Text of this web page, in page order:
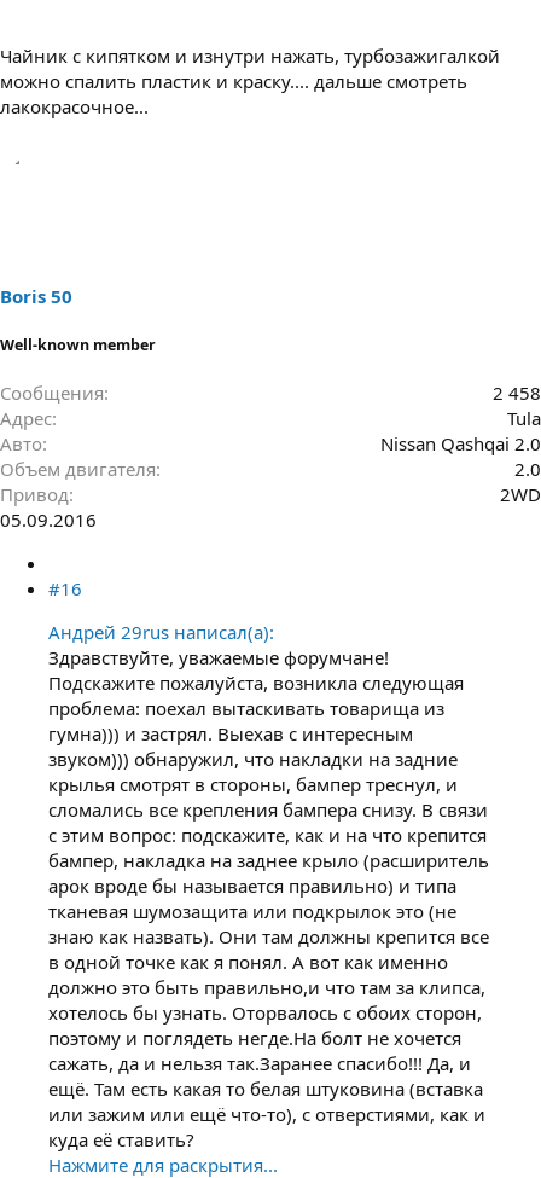
Чайник с кипятком и изнутри нажать, турбозажигалкой
можно спалить пластик и краску.... дальше смотреть
лакокрасочное...
Boris 50
Well-known member
Сообщения
2 458
Адрес
Tula
Авто
Nissan Qashqai 2.0
Объем двигателя
2.0
Привод
2WD
05.09.2016
#16
Андрей 29rus написал(а):
Здравствуйте, уважаемые форумчане!
Подскажите пожалуйста, возникла следующая
проблема: поехал вытаскивать товарища из
гумна))) и застрял. Выехав с интересным
звуком))) обнаружил, что накладки на задние
крылья смотрят в стороны, бампер треснул, и
сломались все крепления бампера снизу. В связи
с этим вопрос: подскажите, как и на что крепится
бампер, накладка на заднее крыло (расширитель
арок вроде бы называется правильно) и типа
тканевая шумозащита или подкрылок это (не
знаю как назвать). Они там должны крепится все
в одной точке как я понял. А вот как именно
должно это быть правильно,и что там за клипса,
хотелось бы узнать. Оторвалось с обоих сторон,
поэтому и поглядеть негде.На болт не хочется
сажать, да и нельзя так.Заранее спасибо!!! Да, и
ещё. Там есть какая то белая штуковина (вставка
или зажим или ещё что-то), с отверстиями, как и
куда её ставить?
Нажмите для раскрытия...